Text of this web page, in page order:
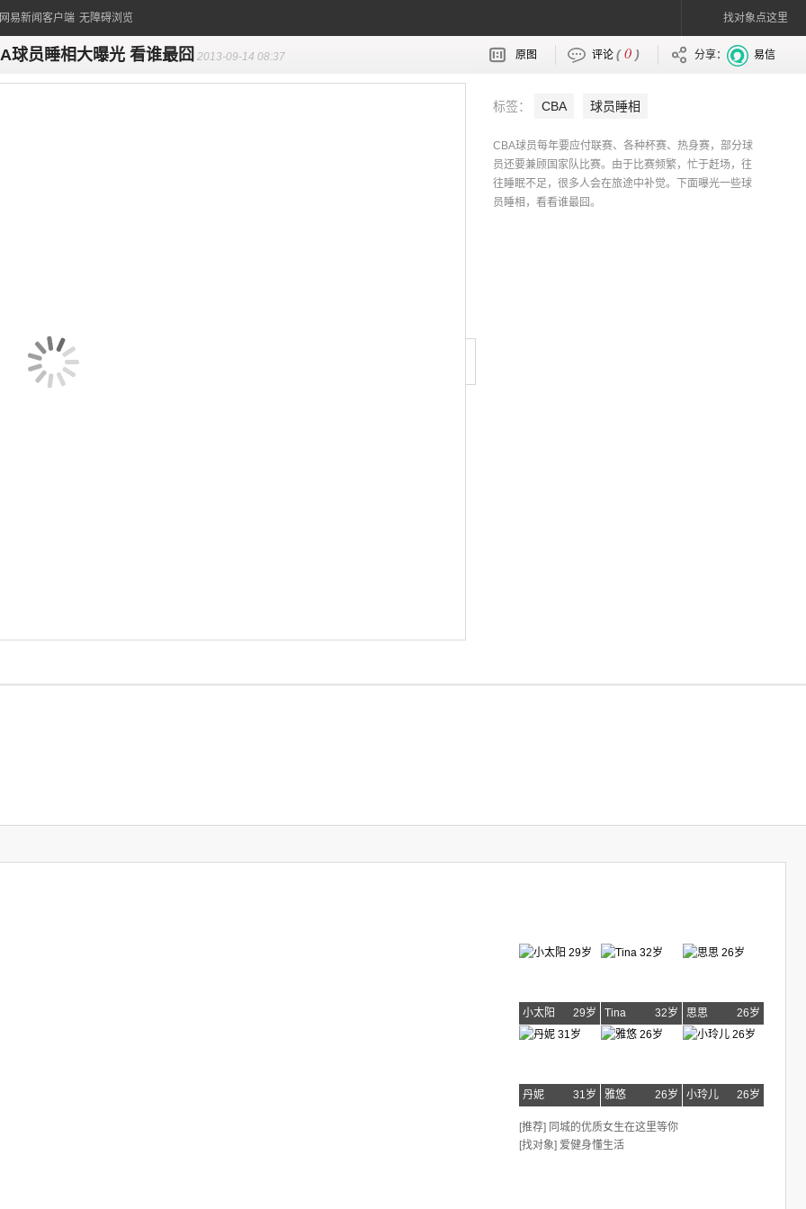
易新闻客户端 无障碍浏览 找对象点这里
球员睡相大曝光 看谁最囧 2013-09-14 08:37 原图 评论 (0 ) 分享： 易信
标签： CBA 球员睡相
CBA球员每年要应付联赛、各种杯赛、热身赛，部分球
员还要兼顾国家队比赛。由于比赛频繁，忙于赶场，往
往睡眠不足，很多人会在旅途中补觉。下面曝光一些球
员睡相，看看谁最囧。
小太阳 29岁 Tina 32岁 思思 26岁
丹妮 31岁 雅悠 26岁 小玲儿 26岁
[推荐] 同城的优质女生在这里等你
[找对象] 爱健身懂生活